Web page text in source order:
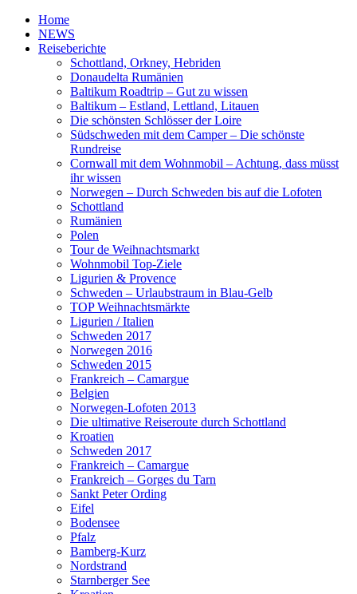
Home
NEWS
Reiseberichte
Schottland, Orkney, Hebriden
Donaudelta Rumänien
Baltikum Roadtrip – Gut zu wissen
Baltikum – Estland, Lettland, Litauen
Die schönsten Schlösser der Loire
Südschweden mit dem Camper – Die schönste
Rundreise
Cornwall mit dem Wohnmobil – Achtung, dass müsst
ihr wissen
Norwegen – Durch Schweden bis auf die Lofoten
Schottland
Rumänien
Polen
Tour de Weihnachtsmarkt
Wohnmobil Top-Ziele
Ligurien & Provence
Schweden – Urlaubstraum in Blau-Gelb
TOP Weihnachtsmärkte
Ligurien / Italien
Schweden 2017
Norwegen 2016
Schweden 2015
Frankreich – Camargue
Belgien
Norwegen-Lofoten 2013
Die ultimative Reiseroute durch Schottland
Kroatien
Schweden 2017
Frankreich – Camargue
Frankreich – Gorges du Tarn
Sankt Peter Ording
Eifel
Bodensee
Pfalz
Bamberg-Kurz
Nordstrand
Starnberger See